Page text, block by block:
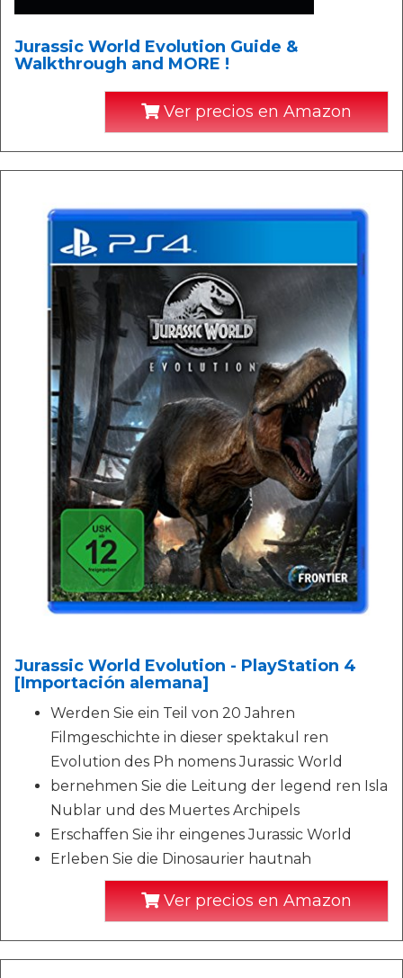
Jurassic World Evolution Guide &
Walkthrough and MORE !
Ver precios en Amazon
Jurassic World Evolution - PlayStation 4
[Importación alemana]
Werden Sie ein Teil von 20 Jahren
Filmgeschichte in dieser spektakul ren
Evolution des Ph nomens Jurassic World
bernehmen Sie die Leitung der legend ren Isla
Nublar und des Muertes Archipels
Erschaffen Sie ihr eingenes Jurassic World
Erleben Sie die Dinosaurier hautnah
Ver precios en Amazon